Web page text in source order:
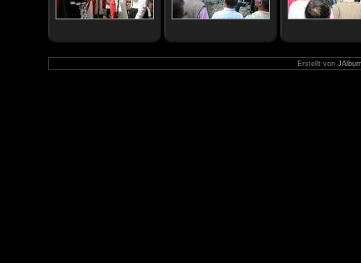
Erstellt von